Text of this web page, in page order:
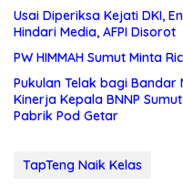
Usai Diperiksa Kejati DKI,
Hindari Media, AFPI Disorot
PW HIMMAH Sumut Minta
Pukulan Telak bagi Bandar
Kinerja Kepala BNNP
Pabrik Pod Getar
TapTeng Naik Kelas